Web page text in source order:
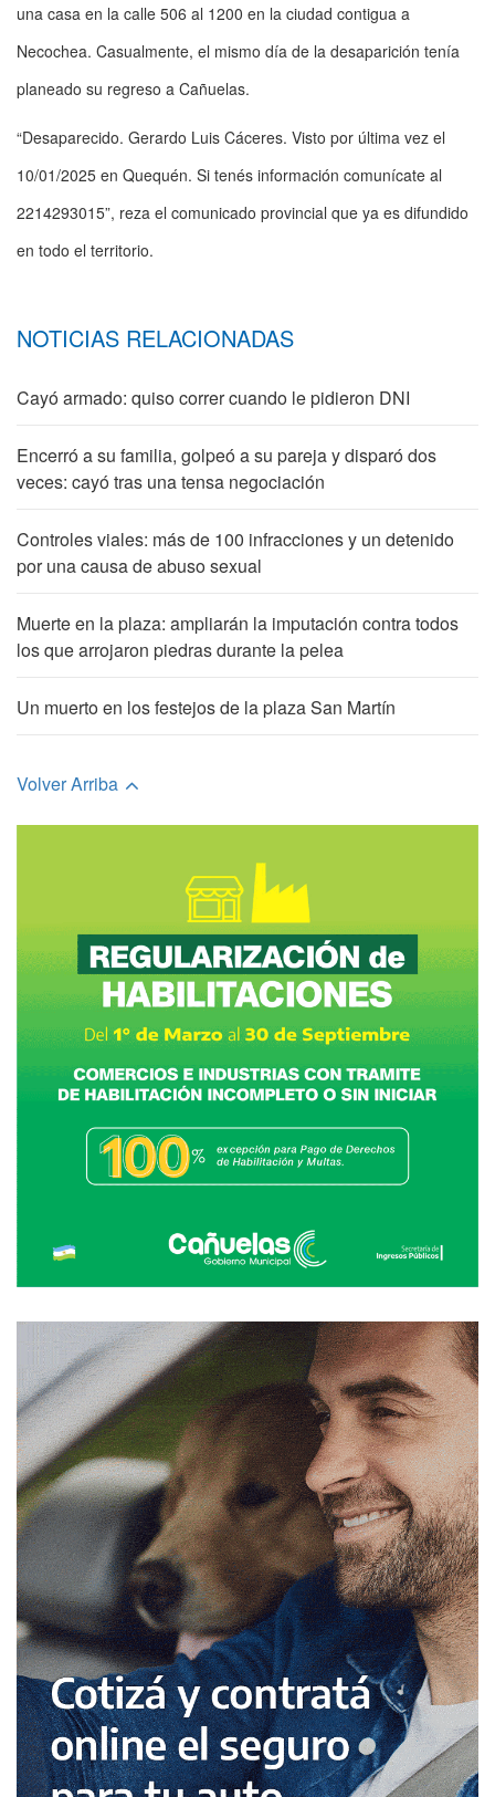
una casa en la calle 506 al 1200 en la ciudad contigua a
Necochea. Casualmente, el mismo día de la desaparición tenía
planeado su regreso a Cañuelas.
“Desaparecido. Gerardo Luis Cáceres. Visto por última vez el
10/01/2025 en Quequén. Si tenés información comunícate al
2214293015”, reza el comunicado provincial que ya es difundido
en todo el territorio.
NOTICIAS RELACIONADAS
Cayó armado: quiso correr cuando le pidieron DNI
Encerró a su familia, golpeó a su pareja y disparó dos
veces: cayó tras una tensa negociación
Controles viales: más de 100 infracciones y un detenido
por una causa de abuso sexual
Muerte en la plaza: ampliarán la imputación contra todos
los que arrojaron piedras durante la pelea
Un muerto en los festejos de la plaza San Martín
Volver Arriba